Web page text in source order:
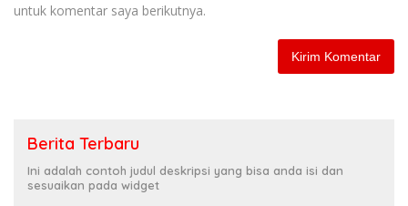
untuk komentar saya berikutnya.
Berita Terbaru
Ini adalah contoh judul deskripsi yang bisa anda isi dan
sesuaikan pada widget